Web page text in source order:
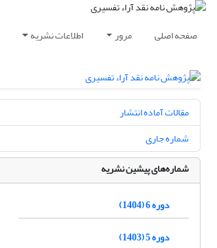
صفحه اصلی مرور اطلاعات نشریه
مقالات آماده انتشار
شماره جاری
شماره‌های پیشین نشریه
دوره 6 (1404)
دوره 5 (1403)